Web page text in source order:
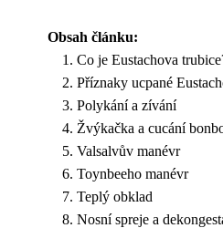
Obsah článku:
Co je Eustachova
Příznaky ucpané
Polykání a zívání
Žvýkačka a cucání
Valsalvův manévr
Toynbeeho manévr
Teplý obklad
Nosní spreje a